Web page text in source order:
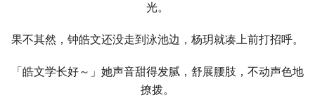
光。
果不其然，钟皓文还没走到泳池边，杨玥就凑上前打招呼。
「皓文学长好～」她声音甜得发腻，舒展腰肢，不动声色地
撩拨。